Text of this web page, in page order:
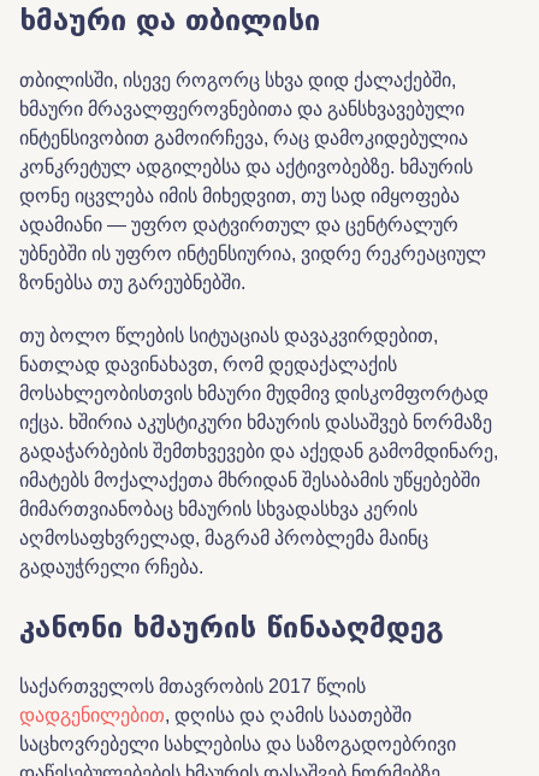
ხმაური და თბილისი
თბილისში, ისევე როგორც სხვა დიდ ქალაქებში,
ხმაური მრავალფეროვნებითა და განსხვავებული
ინტენსივობით გამოირჩევა, რაც დამოკიდებულია
კონკრეტულ ადგილებსა და აქტივობებზე. ხმაურის
დონე იცვლება იმის მიხედვით, თუ სად იმყოფება
ადამიანი — უფრო დატვირთულ და ცენტრალურ
უბნებში ის უფრო ინტენსიურია, ვიდრე რეკრეაციულ
ზონებსა თუ გარეუბნებში.
თუ ბოლო წლების სიტუაციას დავაკვირდებით,
ნათლად დავინახავთ, რომ დედაქალაქის
მოსახლეობისთვის ხმაური მუდმივ დისკომფორტად
იქცა. ხშირია აკუსტიკური ხმაურის დასაშვებ ნორმაზე
გადაჭარბების შემთხვევები და აქედან გამომდინარე,
იმატებს მოქალაქეთა მხრიდან შესაბამის უწყებებში
მიმართვიანობაც ხმაურის სხვადასხვა კერის
აღმოსაფხვრელად, მაგრამ პრობლემა მაინც
გადაუჭრელი რჩება.
კანონი ხმაურის წინააღმდეგ
საქართველოს მთავრობის 2017 წლის
დადგენილებით, დღისა და ღამის საათებში
საცხოვრებელი სახლებისა და საზოგადოებრივი